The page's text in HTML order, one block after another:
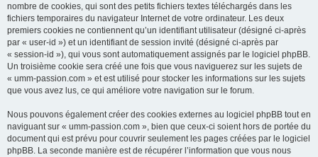
nombre de cookies, qui sont des petits fichiers textes téléchargés dans les
fichiers temporaires du navigateur Internet de votre ordinateur. Les deux
premiers cookies ne contiennent qu’un identifiant utilisateur (désigné ci-après
par « user-id ») et un identifiant de session invité (désigné ci-après par
« session-id »), qui vous sont automatiquement assignés par le logiciel phpBB.
Un troisième cookie sera créé une fois que vous naviguerez sur les sujets de
« umm-passion.com » et est utilisé pour stocker les informations sur les sujets
que vous avez lus, ce qui améliore votre navigation sur le forum.
Nous pouvons également créer des cookies externes au logiciel phpBB tout en
naviguant sur « umm-passion.com », bien que ceux-ci soient hors de portée du
document qui est prévu pour couvrir seulement les pages créées par le logiciel
phpBB. La seconde manière est de récupérer l’information que vous nous